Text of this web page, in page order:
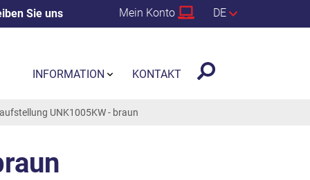
Sie uns Mein Konto DE
UNK1005KW - braun
INFORMATION KONTAKT